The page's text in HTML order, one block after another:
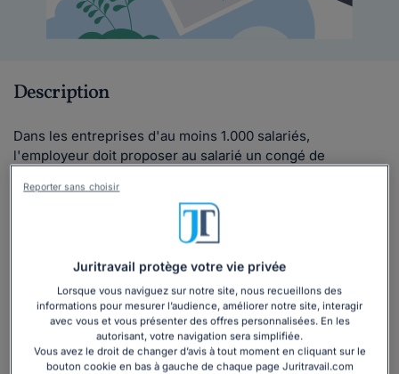
Description
Dans les entreprises d'au moins 1.000 salariés,
l'employeur doit proposer au salarié un congé de
bénéficier des prestations d'une cellule
d'accompagnement pour la recherche d'emploi.
Vous pourriez être également intéressé par
ces documents juridiques
Juritravail protège votre vie privée
Lorsque vous naviguez sur notre site, nous recueillons des
informations pour mesurer l’audience, améliorer notre site, interagir
avec vous et vous présenter des offres personnalisées. En les
autorisant, votre navigation sera simplifiée.
Vous avez le droit de changer d’avis à tout moment en cliquant sur le
bouton cookie en bas à gauche de chaque page Juritravail.com
Reporter sans choisir